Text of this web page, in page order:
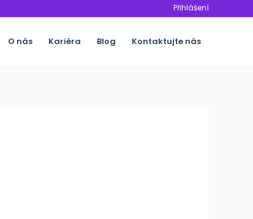
Přihlášení
O nás Kariéra Blog Kontaktujte nás